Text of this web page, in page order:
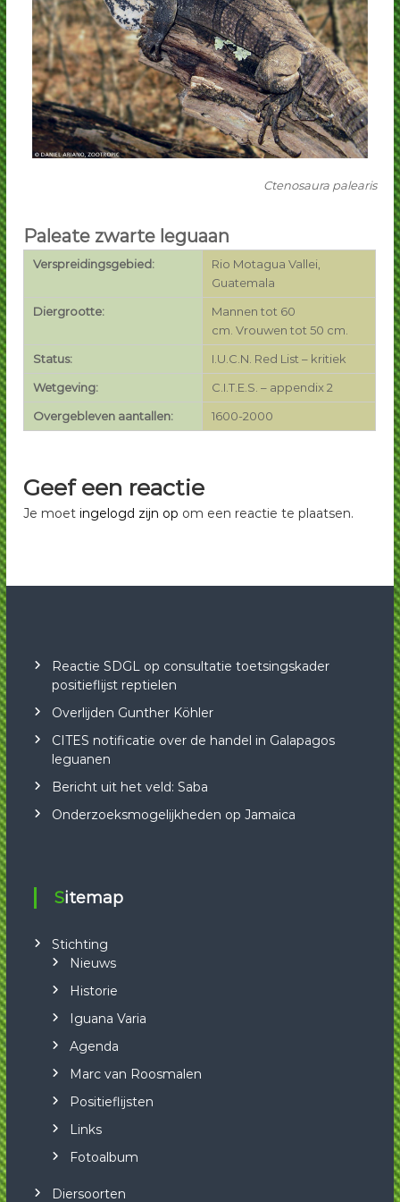
p
G
r
o
e
n
e
e
a
e
p
G
r
o
e
n
e
L
e
g
a
Ctenosaura palearis
Paleate zwarte leguaan
Verspreidingsgebied:
Rio Motagua Vallei,
Guatemala
Diergrootte:
Mannen tot 60
cm.Vrouwen tot 50 cm.
Status:
I.U.C.N. Red List – kritiek
Wetgeving:
C.I.T.E.S. – appendix 2
Overgebleven aantallen:
1600-2000
Geef een reactie
Je moetingelogd zijn op om een reactie te plaatsen.
Reactie SDGL op consultatie toetsingskader
positieflijst reptielen
Overlijden Gunther Köhler
CITES notificatie over de handel in Galapagos
leguanen
Bericht uit het veld: Saba
Onderzoeksmogelijkheden op Jamaica
Sitemap
Stichting
Nieuws
Historie
Iguana Varia
Agenda
Marc van Roosmalen
Positieflijsten
Links
Fotoalbum
Diersoorten